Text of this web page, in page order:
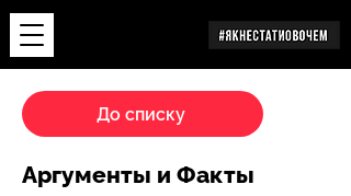
До списку
Аргументы и Факты